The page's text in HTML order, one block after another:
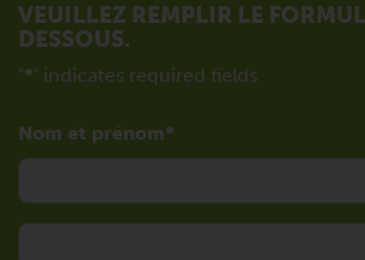
VEUILLEZ REMPLIR LE
DESSOUS.
"*" indicates required fields
Nom et prénom